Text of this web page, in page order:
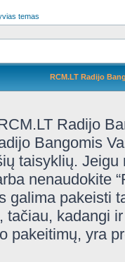
temas
RCM.LT Radijo
Radijo
Bangomis
taisyklių.
nenaudokite
galima pakeisti
tačiau, kadangi
pakeitimų, yra